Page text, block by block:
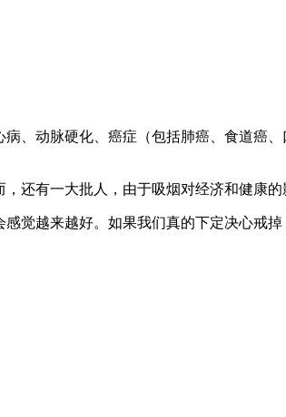
、动脉硬化、癌症（包括肺癌、食道癌
还有一大批人，由于吸烟对经济和健康
觉越来越好。如果我们真的下定决心戒